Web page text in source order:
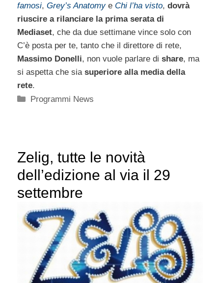
famosi, Grey’s Anatomye Chi l’ha visto, dovrà
riuscire a rilanciare la prima serata di
Mediaset, che da due settimane vince solo con
C’è posta per te, tanto che il direttore di rete,
Massimo Donelli, non vuole parlare di share, ma
si aspetta che sia superiore alla media della
rete.
Categorie
Programmi News
Zelig, tutte le novità
dell’edizione al via il 29
settembre